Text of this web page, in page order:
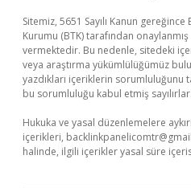
Sitemiz, 5651 Sayılı Kanun
Kurumu (BTK) tarafından
vermektedir. Bu nedenle, sitedeki
veya araştırma yükümlülüğümüz
yazdıkları içeriklerin sorumluluğunu
bu sorumluluğu kabul etmiş sayılırlar.
Hukuka ve yasal düzenlemelere
içerikleri,
halinde, ilgili içerikler yasal süre